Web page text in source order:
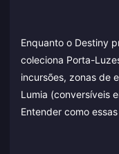
Enquanto o Destiny
coleciona Porta-
incursões, zonas de
Lumia (conversíveis
Entender como